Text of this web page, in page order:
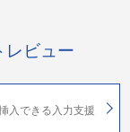
レビュー
入できる入力支援